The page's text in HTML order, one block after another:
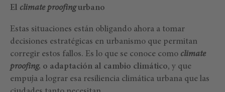
El climate proofingurbano
Estas situaciones están obligando ahora a tomar
decisiones estratégicas en urbanismo que permitan
corregir estos fallos. Es lo que se conoce como climate
proofing, o adaptación al cambio climático, y que
empuja a lograr esa resiliencia climática urbana que las